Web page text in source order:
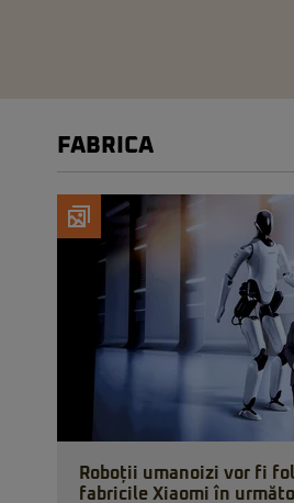
FABRICA
Roboții umanoizi vor fi
fabricile Xiaomi în